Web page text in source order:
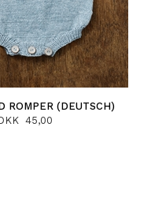
ROMPER (DEUTSCH)
45,00